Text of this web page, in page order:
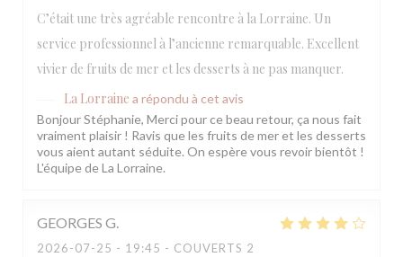
C’était une très agréable rencontre à la Lorraine. Un
service professionnel à l’ancienne remarquable. Excellent
vivier de fruits de mer et les desserts à ne pas manquer.
La Lorraine a répondu à cet avis
Bonjour Stéphanie, Merci pour ce beau retour, ça nous fait
vraiment plaisir ! Ravis que les fruits de mer et les desserts
vous aient autant séduite. On espère vous revoir bientôt !
L'équipe de La Lorraine.
GEORGES G
2026-07-25 - 19:45 - COUVERTS 2